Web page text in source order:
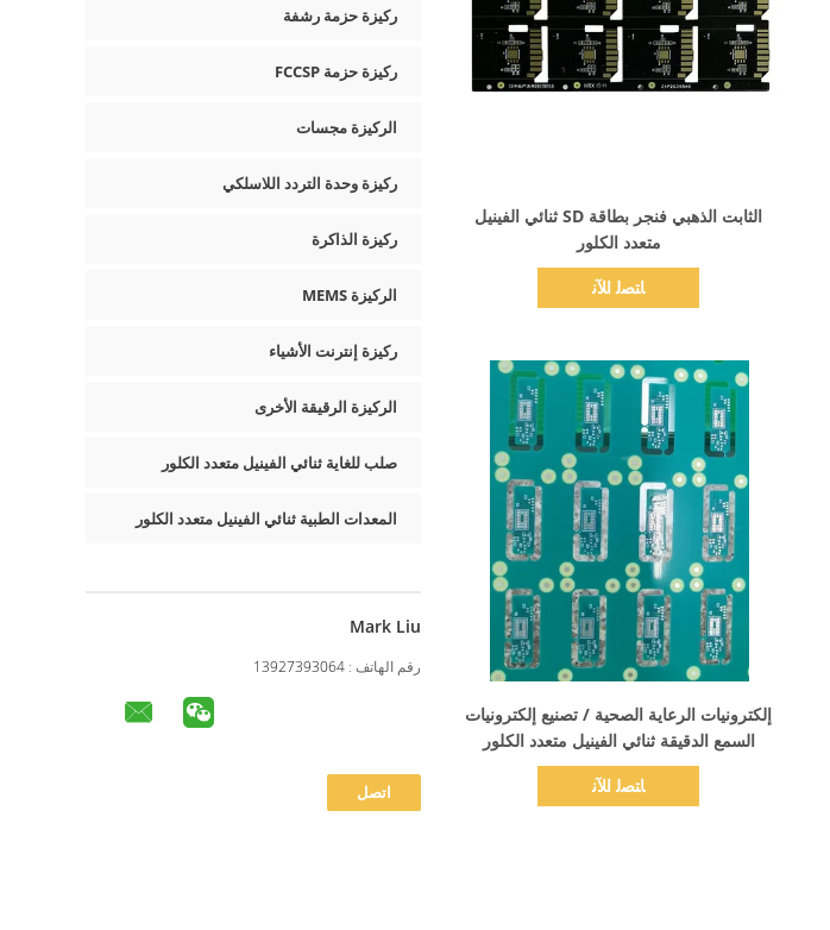
ركيزة حزمة رشفة
ركيزة حزمة FCCSP
الركيزة مجسات
ركيزة وحدة التردد اللاسلكي
ركيزة الذاكرة
الركيزة MEMS
ركيزة إنترنت الأشياء
الركيزة الرقيقة الأخرى
صلب للغاية ثنائي الفينيل متعدد الكلور
المعدات الطبية ثنائي الفينيل متعدد الكلور
Mark Liu
رقم الهاتف :
الثابت الذهبي فنجر بطاقة SD ثنائي الفينيل
متعدد الكلور
ﺎﺘﺼﻟ ﺍﻶﻧ
إلكترونيات الرعاية الصحية / تصنيع إلكترونيات
السمع الدقيقة ثنائي الفينيل متعدد الكلور
ﺎﺘﺼﻟ ﺍﻶﻧ